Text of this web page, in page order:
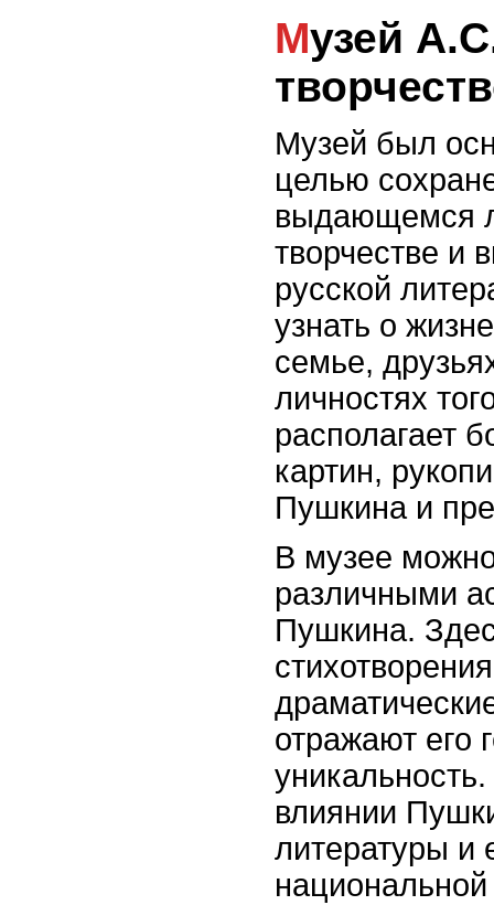
Музей А.С. Пушкина:
Музей был
целью
выдающемся
творчестве и
русской
узнать о
семье,
личностях
располагает
картин,
Пушкина и
В музее
различными
Пушкина.
отражают его
влиянии
литературы и